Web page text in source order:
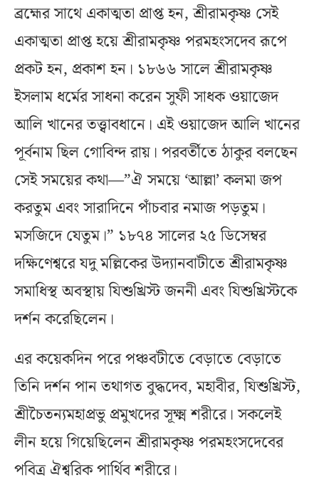
ব্রহ্মের সাথে একাত্মতা প্রাপ্ত হন, শ্রীরামকৃষ্ণ সেই
একাত্মতা প্রাপ্ত হয়ে শ্রীরামকৃষ্ণ পরমহংসদেব রূপে
প্রকট হন, প্রকাশ হন। ১৮৬৬ সালে শ্রীরামকৃষ্ণ
ইসলাম ধর্মের সাধনা করেন সুফী সাধক ওয়াজেদ
আলি খানের তত্ত্বাবধানে। এই ওয়াজেদ আলি খানের
পূর্বনাম ছিল গোবিন্দ রায়। পরবর্তীতে ঠাকুর বলছেন
সেই সময়ের কথা—”ঐ সময়ে ‘আল্লা’ কলমা জপ
করতুম এবং সারাদিনে পাঁচবার নমাজ পড়তুম।
মসজিদে যেতুম।” ১৮৭৪ সালের ২৫ ডিসেম্বর
দক্ষিণেশ্বরে যদু মল্লিকের উদ্যানবাটীতে শ্রীরামকৃষ্ণ
সমাধিস্থ অবস্থায় যিশুখ্রিস্ট জননী এবং যিশুখ্রিস্টকে
দর্শন করেছিলেন।
এর কয়েকদিন পরে পঞ্চবটীতে বেড়াতে বেড়াতে
তিনি দর্শন পান তথাগত বুদ্ধদেব, মহাবীর, যিশুখ্রিস্ট,
শ্রীচৈতন্যমহাপ্রভু প্রমুখদের সূক্ষ্ম শরীরে। সকলেই
লীন হয়ে গিয়েছিলেন শ্রীরামকৃষ্ণ পরমহংসদেবের
পবিত্র ঐশ্বরিক পার্থিব শরীরে।